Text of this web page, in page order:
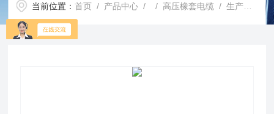
当前位置：首页 / 产品中心 / / 高压橡套电缆 / 生产基地UGF10kv电缆3x35+1x16高压橡套软电缆